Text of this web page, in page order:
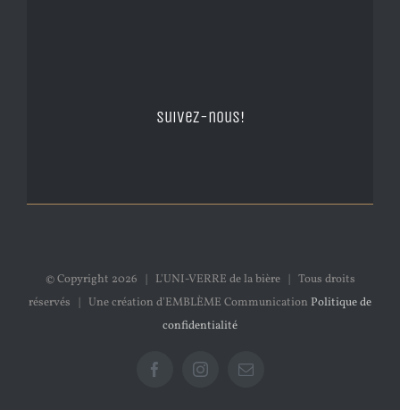
Suivez-nous!
© Copyright 2026 | L'UNI-VERRE de la bière | Tous droits
réservés | Une création d'EMBLÈME Communication Politique de
confidentialité
FacebookInstagramEmail